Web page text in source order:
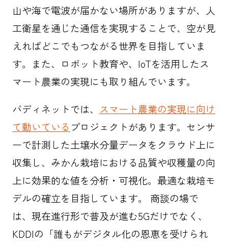
山や海で電波が届かない場所がありますが、人
工衛星を通じた通信を実現することで、空が見
えればどこでもつながる世界を目指していま
す。また、ロボット教育や、IoTを活用したス
マート農業の実現にも取り組んでいます。
バディネットでは、 スマート農業の実現に向け
て動いている プロジェクトがあります。センサ
ーで計測した土壌水分量データをクラウド上に
収集し、みかん栽培における品質や収穫量の向
上に効果的な値を分析・可視化。最適な栽培モ
デルの確立を目指しています。 商談の場で
は、現在進行形で普及が進む5Gだけでなく、
KDDIの「誰もがデジタル化の恩恵を受けられ